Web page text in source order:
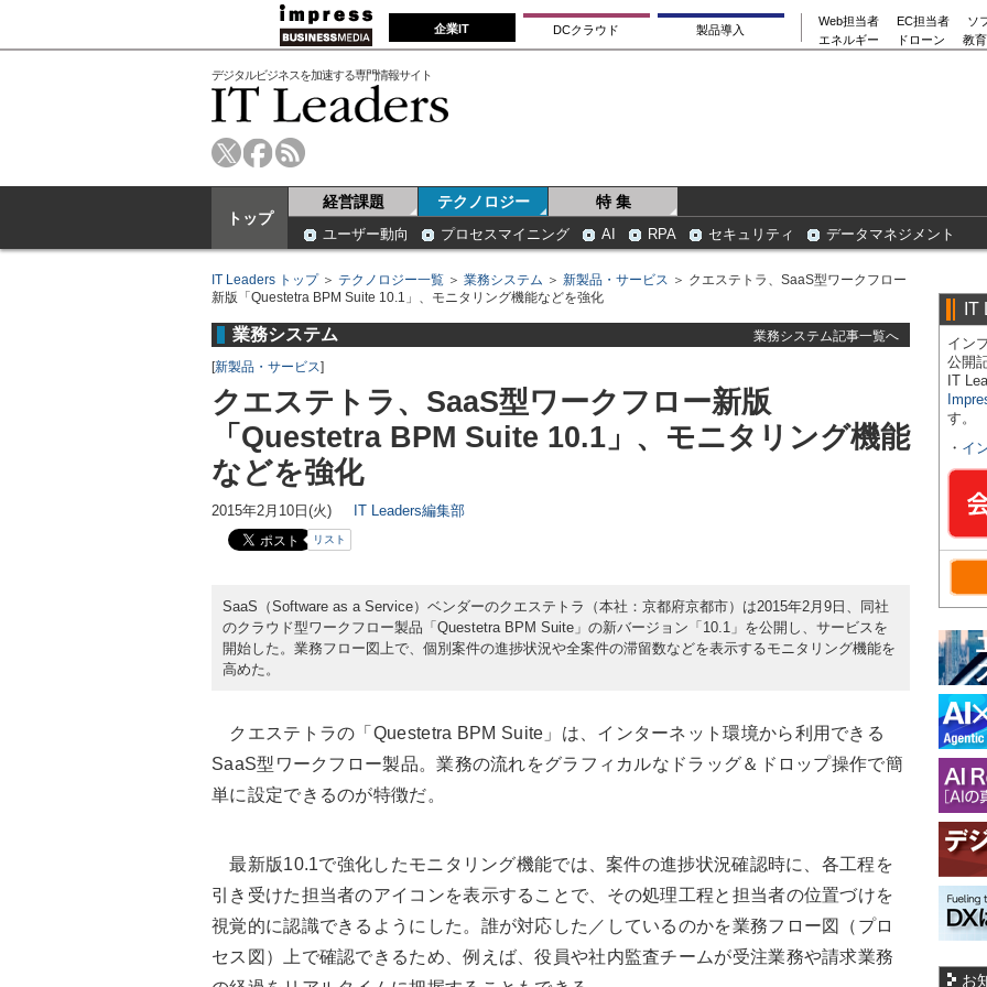
企業IT DCクラウド 製品導入
Web担当者 EC担当者
ソ
エネルギー
ドローン 教
デジタルビジネスを加速する専門情報サイト
トップ
経営課題 テクノロジー 特 集
ユーザー動向 プロセスマイニング AI RPA セキュリティ データマネジメント
IT Leaders トップ＞ テクノロジー一覧 ＞ 業務システム ＞ 新製品・サービス ＞ クエステトラ、SaaS型ワークフロー
新版「Questetra BPM Suite 10.1」、モニタリング機能などを強化
業務システム
業務システム記事一覧へ
[新製品・サービス]
クエステトラ、SaaS型ワークフロー新版
「Questetra BPM Suite 10.1」、モニタリング機能
などを強化
2015年2月10日(火) IT Leaders編集部
リスト
SaaS（Software as a Service）ベンダーのクエステトラ（本社：京都府京都市）は2015年2月9日、同社
のクラウド型ワークフロー製品「Questetra BPM Suite」の新バージョン「10.1」を公開し、サービスを
開始した。業務フロー図上で、個別案件の進捗状況や全案件の滞留数などを表示するモニタリング機能を
高めた。
クエステトラの「Questetra BPM Suite」は、インターネット環境から利用できる
SaaS型ワークフロー製品。業務の流れをグラフィカルなドラッグ＆ドロップ操作で簡
単に設定できるのが特徴だ。
最新版10.1で強化したモニタリング機能では、案件の進捗状況確認時に、各工程を
引き受けた担当者のアイコンを表示することで、その処理工程と担当者の位置づけを
視覚的に認識できるようにした。誰が対応した／しているのかを業務フロー図（プロ
セス図）上で確認できるため、例えば、役員や社内監査チームが受注業務や請求業務
IT
イン
公開
IT
す。
・ イ
お